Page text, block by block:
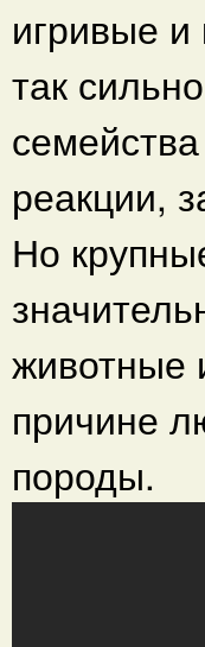
игривые
так
реакции,
Но
животные
причине
породы.